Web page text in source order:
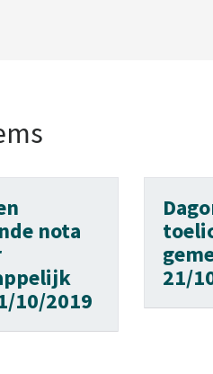
nota
10/2019
21/